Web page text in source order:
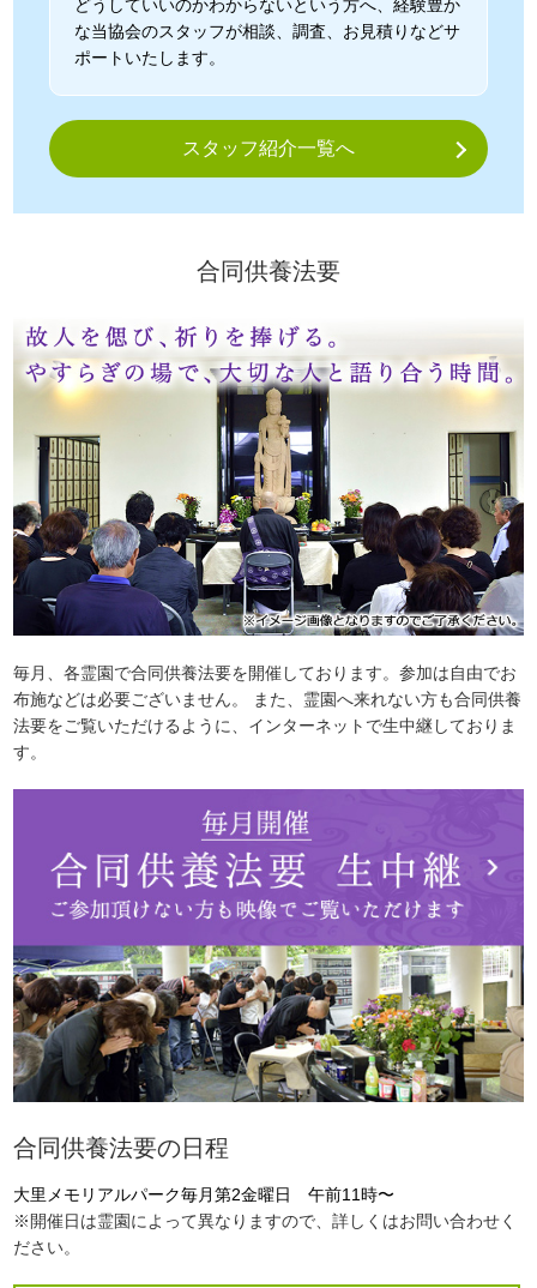
どうしていいのかわからないという方へ、経験豊か
な当協会のスタッフが相談、調査、お見積りなどサ
ポートいたします。
スタッフ紹介一覧へ
合同供養法要
毎月、各霊園で合同供養法要を開催しております。参加は自由でお
布施などは必要ございません。 また、霊園へ来れない方も合同供養
法要をご覧いただけるように、インターネットで生中継しておりま
す。
合同供養法要の日程
大里メモリアルパーク毎月第2金曜日 午前11時〜
※開催日は霊園によって異なりますので、詳しくはお問い合わせく
ださい。